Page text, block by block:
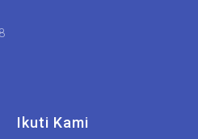
Ikuti Kami